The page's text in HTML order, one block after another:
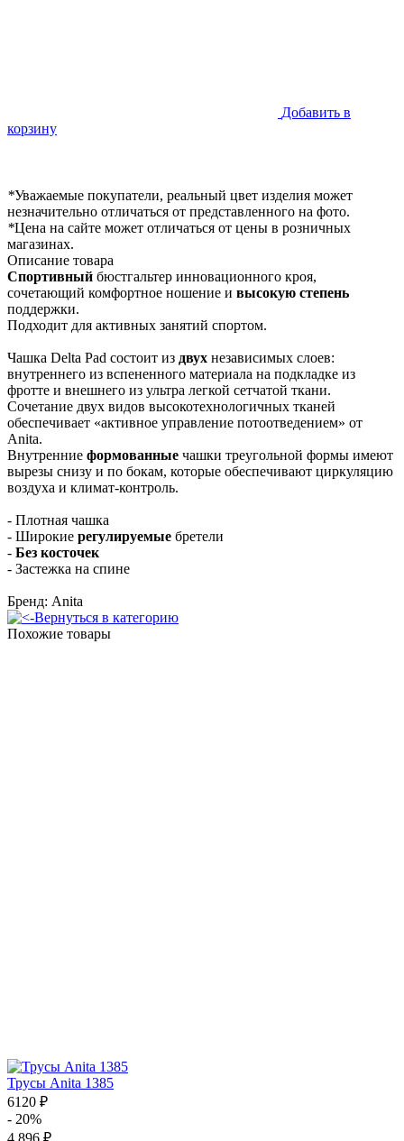
Добавить в
корзину
*Уважаемые покупатели, реальный цвет изделия может
незначительно отличаться от представленного на фото.
*Цена на сайте может отличаться от цены в розничных
магазинах.
Описание товара
Спортивный бюстгальтер инновационного кроя,
сочетающий комфортное ношение и высокую степень
поддержки.
Подходит для активных занятий спортом.
Чашка Delta Pad состоит из двух независимых слоев:
внутреннего из вспененного материала на подкладке из
фротте и внешнего из ультра легкой сетчатой ткани.
Сочетание двух видов высокотехнологичных тканей
обеспечивает «активное управление потоотведением» от
Anita.
Внутренние формованные чашки треугольной формы имеют
вырезы снизу и по бокам, которые обеспечивают циркуляцию
воздуха и климат-контроль.
- Плотная чашка
- Широкие регулируемые бретели
- Без косточек
- Застежка на спине
Бренд: Anita
Вернуться в категорию
Похожие товары
Трусы Anita 1385
6120 ₽
- 20%
4 896 ₽